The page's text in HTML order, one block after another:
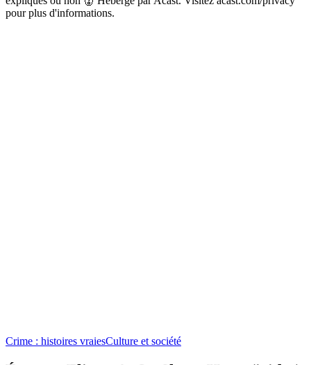
pour plus d'informations.
Crime : histoires vraiesCulture et société